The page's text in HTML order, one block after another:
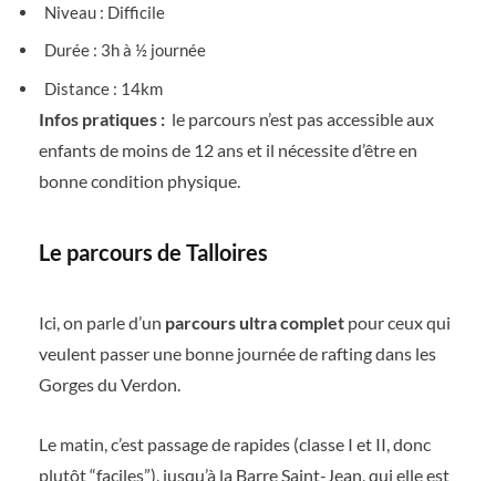
Niveau : Difficile
Durée : 3h à ½ journée
Distance : 14km
Infos pratiques : le parcours n’est pas accessible aux
enfants de moins de 12 ans et il nécessite d’être en
bonne condition physique.
Le parcours de Talloires
Ici, on parle d’un parcours ultra complet pour ceux qui
veulent passer une bonne journée de rafting dans les
Gorges du Verdon.
Le matin, c’est passage de rapides (classe I et II, donc
plutôt “faciles”), jusqu’à la Barre Saint-Jean, qui elle est